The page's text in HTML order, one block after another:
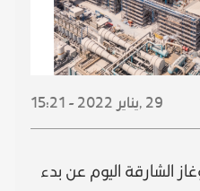
29 , يناير 2022 - 15:21
الشارقة اليوم عن بدء